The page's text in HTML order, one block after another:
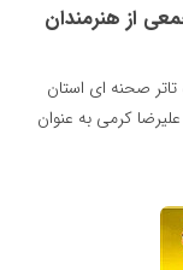
از هنرمندان
صحنه ای استان
کرمی به عنوان